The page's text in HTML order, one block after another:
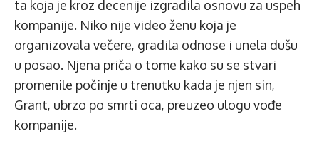
ta koja je kroz decenije izgradila osnovu za uspeh
kompanije. Niko nije video ženu koja je
organizovala večere, gradila odnose i unela dušu
u posao. Njena priča o tome kako su se stvari
promenile počinje u trenutku kada je njen sin,
Grant, ubrzo po smrti oca, preuzeo ulogu vođe
kompanije.